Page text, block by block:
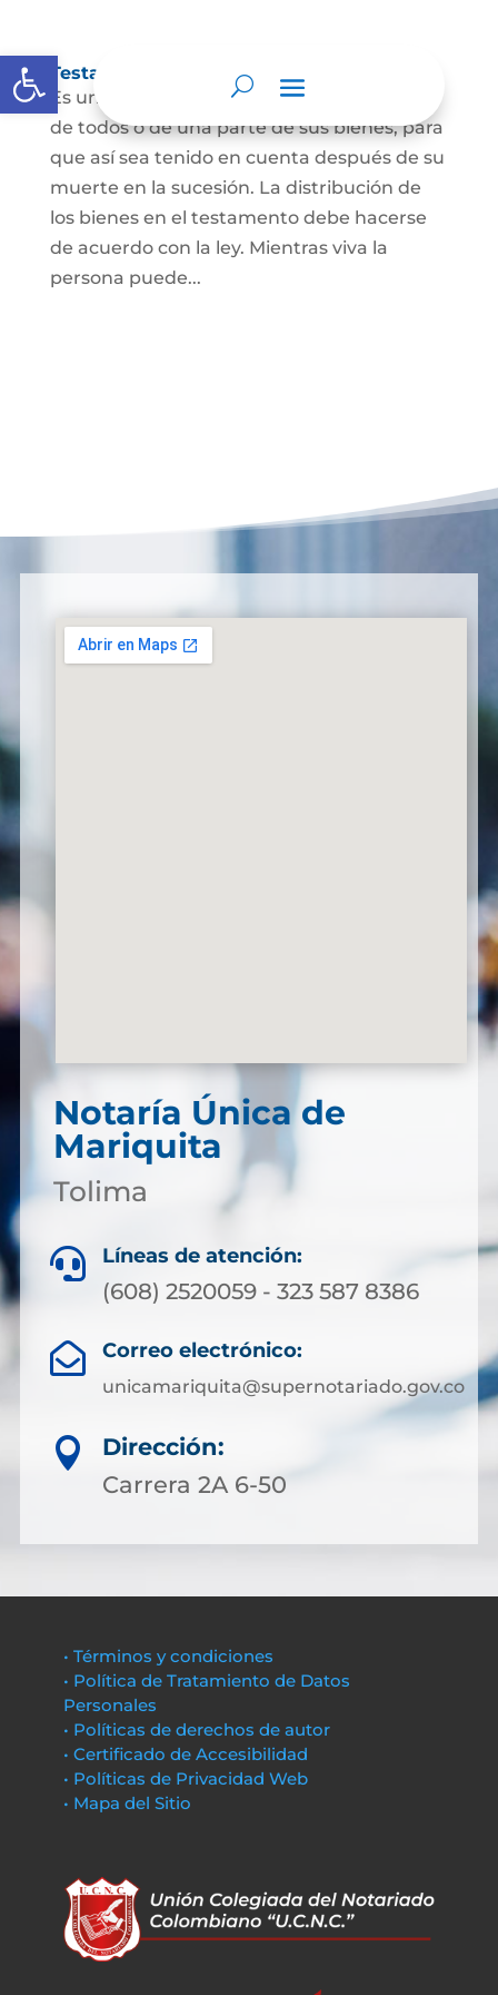
Abrir barra de herramientas
Testamento
Es un acto por el cual una persona dispone
de todos o de una parte de sus bienes, para
que así sea tenido en cuenta después de su
muerte en la sucesión. La distribución de
los bienes en el testamento debe hacerse
de acuerdo con la ley. Mientras viva la
persona puede...
Notaría Única de
Mariquita
Tolima
 Líneas de atención:
(608) 2520059 - 323 587 8386
 Correo electrónico:
unicamariquita@supernotariado.gov.co

Dirección:
Carrera 2A 6-50
• Términos y condiciones
• Política de Tratamiento de Datos
Personales
• Políticas de derechos de autor
• Certificado de Accesibilidad
• Políticas de Privacidad Web
• Mapa del Sitio